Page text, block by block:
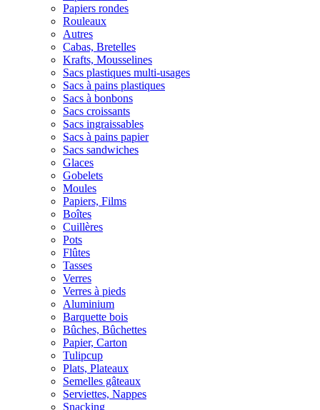
Papiers rondes
Rouleaux
Autres
Cabas, Bretelles
Krafts, Mousselines
Sacs plastiques multi-usages
Sacs à pains plastiques
Sacs à bonbons
Sacs croissants
Sacs ingraissables
Sacs à pains papier
Sacs sandwiches
Glaces
Gobelets
Moules
Papiers, Films
Boîtes
Cuillères
Pots
Flûtes
Tasses
Verres
Verres à pieds
Aluminium
Barquette bois
Bûches, Bûchettes
Papier, Carton
Tulipcup
Plats, Plateaux
Semelles gâteaux
Serviettes, Nappes
Snacking